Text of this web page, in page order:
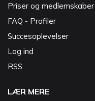
Priser og medlemskaber
FAQ - Profiler
Succesoplevelser
Log ind
RSS
LÆR MERE